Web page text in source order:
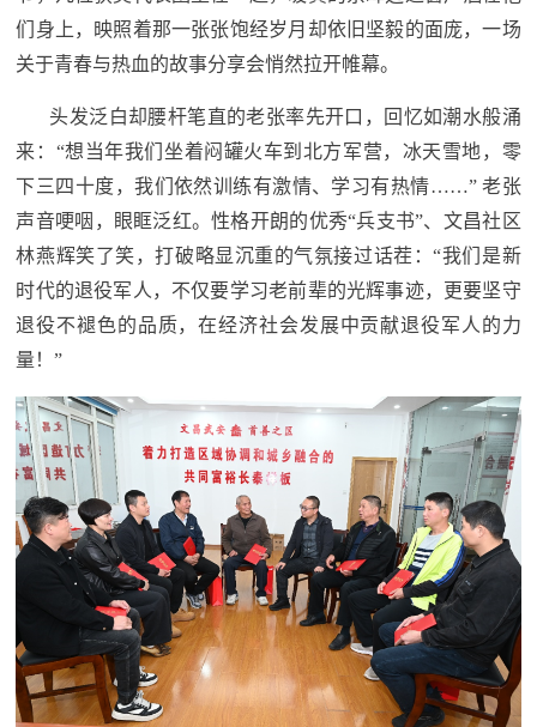
们身上，映照着那一张张饱经岁月却依旧坚毅的面庞，一场
关于青春与热血的故事分享会悄然拉开帷幕。
头发泛白却腰杆笔直的老张率先开口，回忆如潮水般涌
来：“想当年我们坐着闷罐火车到北方军营，冰天雪地，零
下三四十度，我们依然训练有激情、学习有热情……” 老张
声音哽咽，眼眶泛红。性格开朗的优秀“兵支书”、文昌社区
林燕辉笑了笑，打破略显沉重的气氛接过话茬：“我们是新
时代的退役军人，不仅要学习老前辈的光辉事迹，更要坚守
退役不褪色的品质，在经济社会发展中贡献退役军人的力
量！”